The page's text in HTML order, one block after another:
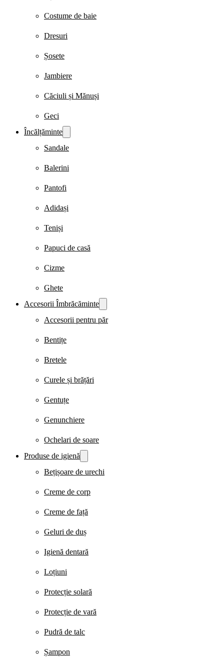
Costume de baie
Dresuri
Șosete
Jambiere
Căciuli și Mănuși
Geci
Încălțăminte
Sandale
Balerini
Pantofi
Adidași
Teniși
Papuci de casă
Cizme
Ghete
Accesorii Îmbrăcăminte
Accesorii pentru păr
Bentițe
Bretele
Curele și brățări
Gentuțe
Genunchiere
Ochelari de soare
Produse de igienă
Bețișoare de urechi
Creme de corp
Creme de față
Geluri de duș
Igienă dentară
Loțiuni
Protecție solară
Protecție de vară
Pudră de talc
Șampon